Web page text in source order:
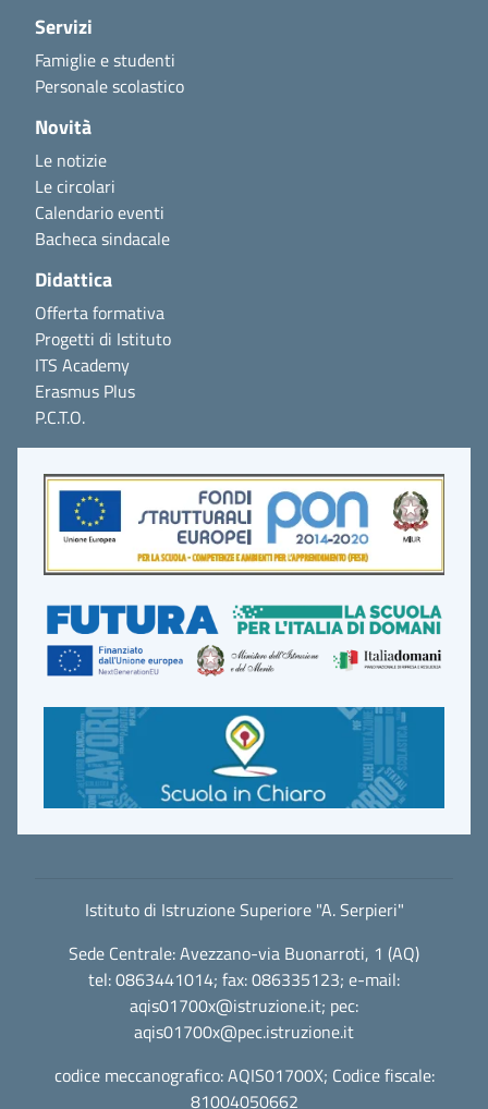
Servizi
Famiglie e studenti
Personale scolastico
Novità
Le notizie
Le circolari
Calendario eventi
Bacheca sindacale
Didattica
Offerta formativa
Progetti di Istituto
ITS Academy
Erasmus Plus
P.C.T.O.
Istituto di Istruzione Superiore "A. Serpieri"
Sede Centrale: Avezzano-via Buonarroti, 1 (AQ)
tel: 0863441014; fax: 086335123; e-mail:
aqis01700x@istruzione.it; pec:
aqis01700x@pec.istruzione.it
codice meccanografico: AQIS01700X; Codice fiscale:
81004050662